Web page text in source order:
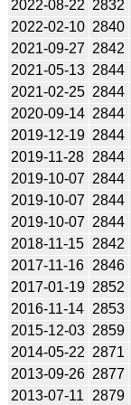
2022-08-22 2832
2022-02-10 2840
2021-09-27 2842
2021-05-13 2844
2021-02-25 2844
2020-09-14 2844
2019-12-19 2844
2019-11-28 2844
2019-10-07 2844
2019-10-07 2844
2019-10-07 2844
2018-11-15 2842
2017-11-16 2846
2017-01-19 2852
2016-11-14 2853
2015-12-03 2859
2014-05-22 2871
2013-09-26 2877
2013-07-11
2879